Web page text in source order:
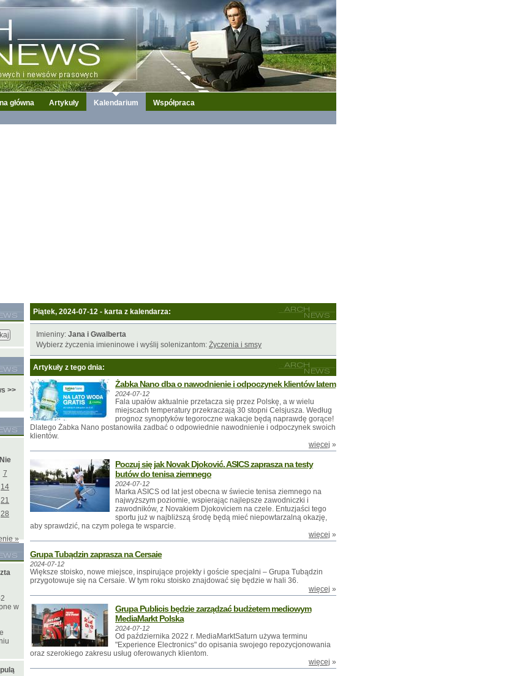
główna Artykuły Kalendarium Współpraca
Piątek, 2024-07-12 - karta z kalendarza:
Imieniny: Jana i Gwalberta
Wybierz życzenia imieninowe i wyślij solenizantom: Życzenia i smsy
Artykuły z tego dnia:
Żabka Nano dba o nawodnienie i odpoczynek klientów latem
2024-07-12
Fala upałów aktualnie przetacza się przez Polskę, a w wielu
miejscach temperatury przekraczają 30 stopni Celsjusza. Według
prognoz synoptyków tegoroczne wakacje będą naprawdę gorące!
Dlatego Żabka Nano postanowiła zadbać o odpowiednie nawodnienie i odpoczynek swoich
klientów.
więcej »
Poczuj się jak Novak Djoković. ASICS zaprasza na testy
butów do tenisa ziemnego
2024-07-12
Marka ASICS od lat jest obecna w świecie tenisa ziemnego na
najwyższym poziomie, wspierając najlepsze zawodniczki i
zawodników, z Novakiem Djokoviciem na czele. Entuzjaści tego
sportu już w najbliższą środę będą mieć niepowtarzalną okazję,
aby sprawdzić, na czym polega te wsparcie.
więcej »
Grupa Tubądzin zaprasza na Cersaie
2024-07-12
Większe stoisko, nowe miejsce, inspirujące projekty i goście specjalni – Grupa Tubądzin
przygotowuje się na Cersaie. W tym roku stoisko znajdować się będzie w hali 36.
więcej »
Grupa Publicis będzie zarządzać budżetem mediowym
MediaMarkt Polska
2024-07-12
Od października 2022 r. MediaMarktSaturn używa terminu
"Experience Electronics" do opisania swojego repozycjonowania
oraz szerokiego zakresu usług oferowanych klientom.
więcej »
>>
Nie
7
14
21
28
»
w